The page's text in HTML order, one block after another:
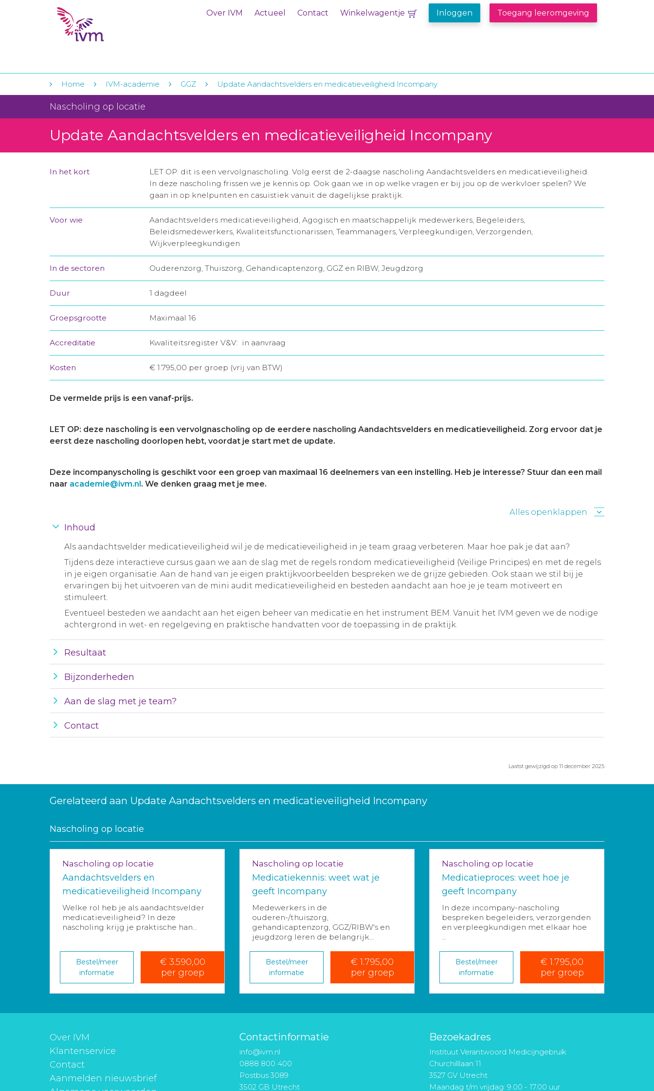
Over IVM Actueel Contact Winkelwagentje Inloggen Toegang leeromgeving
Home IVM-academie GGZ Update Aandachtsvelders en medicatieveiligheid Incompany
Nascholing op locatie
Update Aandachtsvelders en medicatieveiligheid Incompany
In het kort
LET OP: dit is een vervolgnascholing. Volg eerst de 2-daagse nascholing Aandachtsvelders en medicatieveiligheid.
In deze nascholing frissen we je kennis op. Ook gaan we in op welke vragen er bij jou op de werkvloer spelen? We
gaan in op knelpunten en casuïstiek vanuit de dagelijkse praktijk.
Voor wie
Aandachtsvelders medicatieveiligheid, Agogisch en maatschappelijk medewerkers, Begeleiders,
Beleidsmedewerkers, Kwaliteitsfunctionarissen, Teammanagers, Verpleegkundigen, Verzorgenden,
Wijkverpleegkundigen
In de sectoren Ouderenzorg, Thuiszorg, Gehandicaptenzorg, GGZ en RIBW, Jeugdzorg
Duur 1 dagdeel
Groepsgrootte Maximaal 16
Accreditatie Kwaliteitsregister V&V: in aanvraag
Kosten € 1.795,00 per groep (vrij van BTW)
De vermelde prijs is een vanaf-prijs.
LET OP: deze nascholing is een vervolgnascholing op de eerdere nascholing Aandachtsvelders en medicatieveiligheid. Zorg ervoor dat je
eerst deze nascholing doorlopen hebt, voordat je start met de update.
Deze incompanyscholing is geschikt voor een groep van maximaal 16 deelnemers van een instelling. Heb je interesse? Stuur dan een mail
naar academie@ivm.nl. We denken graag met je mee.
Alles openklappen
Inhoud
Als aandachtsvelder medicatieveiligheid wil je de medicatieveiligheid in je team graag verbeteren. Maar hoe pak je dat aan?
Tijdens deze interactieve cursus gaan we aan de slag met de regels rondom medicatieveiligheid (Veilige Principes) en met de regels
in je eigen organisatie. Aan de hand van je eigen praktijkvoorbeelden bespreken we de grijze gebieden. Ook staan we stil bij je
ervaringen bij het uitvoeren van de mini audit medicatieveiligheid en besteden aandacht aan hoe je je team motiveert en
stimuleert.
Eventueel besteden we aandacht aan het eigen beheer van medicatie en het instrument BEM. Vanuit het IVM geven we de nodige
achtergrond in wet- en regelgeving en praktische handvatten voor de toepassing in de praktijk.
Resultaat
Bijzonderheden
Aan de slag met je team?
Contact
Laatst gewijzigd op 11 december 2025
Gerelateerd aan Update Aandachtsvelders en medicatieveiligheid Incompany
Nascholing op locatie
Nascholing op locatie
Aandachtsvelders en
medicatieveiligheid Incompany
Welke rol heb je als aandachtsvelder
medicatieveiligheid? In deze
nascholing krijg je praktische han...
Bestel/meer
informatie
€ 3.590,00
per groep
Nascholing op locatie
Medicatiekennis: weet wat je
geeft Incompany
Medewerkers in de
ouderen-/thuiszorg,
gehandicaptenzorg, GGZ/RIBW's en
jeugdzorg leren de belangrijk...
Bestel/meer
informatie
€ 1.795,00
per groep
Nascholing op locatie
Medicatieproces: weet hoe je
geeft Incompany
In deze incompany-nascholing
bespreken begeleiders, verzorgenden
en verpleegkundigen met elkaar hoe
...
Bestel/meer
informatie
€ 1.795,00
per groep
Over IVM
Klantenservice
Contact
Aanmelden nieuwsbrief
Contactinformatie
info@ivm.nl
0888 800 400
Postbus 3089
3502 GB Utrecht
Bezoekadres
Instituut Verantwoord Medicijngebruik
Churchilllaan 11
3527 GV Utrecht
Maandag t/m vrijdag: 9.00 - 17.00 uur